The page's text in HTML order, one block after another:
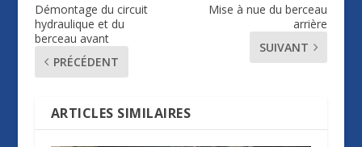
Démontage du circuit
hydraulique et du
berceau avant
PRÉCÉDENT
Mise à nue du berceau
arrière
SUIVANT
ARTICLES SIMILAIRES